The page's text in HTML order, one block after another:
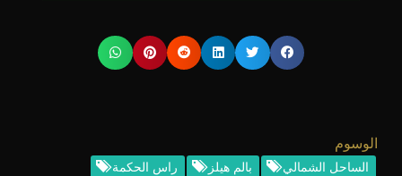
الوسوم
الساحل الشمالي بالم هيلز راس الحكمة